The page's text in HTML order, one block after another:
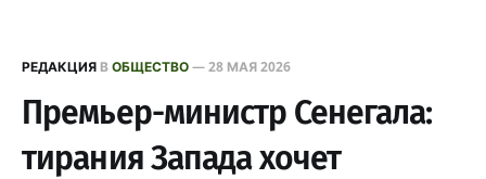
РЕДАКЦИЯ ВОБЩЕСТВО—28 МАЯ 2026
Премьер-министр Сенегала:
тирания Запада хочет